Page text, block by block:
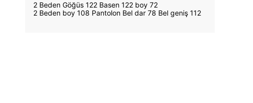
2 Beden Göğüs 122 Basen 122 boy 72
2 Beden boy 108 Pantolon Bel dar 78 Bel geniş 112